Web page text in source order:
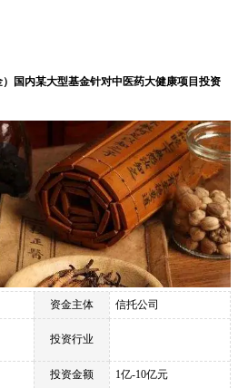
国内某大型基金针对中医药大健康项目投资
资金主体 信托公司
投资行业
投资金额 1亿-10亿元